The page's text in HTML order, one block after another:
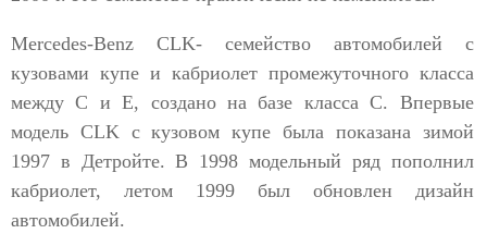
Mercedes-Benz CLK- семейство автомобилей с
кузовами купе и кабриолет промежуточного класса
между С и Е, создано на базе класса С. Впервые
модель CLK с кузовом купе была показана зимой
1997 в Детройте. В 1998 модельный ряд пополнил
кабриолет, летом 1999 был обновлен дизайн
автомобилей.